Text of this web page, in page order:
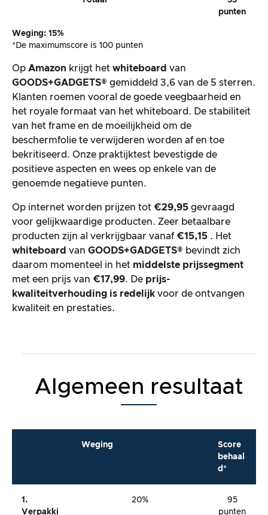
punten
Weging: 15%
*De maximumscore is 100 punten
Op Amazon krijgt het whiteboard van
GOODS+GADGETS® gemiddeld 3,6 van de 5 sterren.
Klanten roemen vooral de goede veegbaarheid en
het royale formaat van het whiteboard. De stabiliteit
van het frame en de moeilijkheid om de
beschermfolie te verwijderen worden af en toe
bekritiseerd. Onze praktijktest bevestigde de
positieve aspecten en wees op enkele van de
genoemde negatieve punten.
Op internet worden prijzen tot €29,95 gevraagd
voor gelijkwaardige producten. Zeer betaalbare
producten zijn al verkrijgbaar vanaf €15,15 . Het
whiteboard van GOODS+GADGETS® bevindt zich
daarom momenteel in het middelste prijssegment
met een prijs van €17,99. De prijs-
kwaliteitverhouding is redelijk voor de ontvangen
kwaliteit en prestaties.
Algemeen resultaat
Weging
Score
behaal
d*
1.
Verpakki
20%
95
punten